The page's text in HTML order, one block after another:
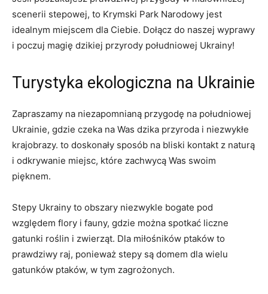
scenerii stepowej, to Krymski Park Narodowy jest
idealnym miejscem dla Ciebie. Dołącz do naszej wyprawy
i poczuj magię dzikiej przyrody południowej Ukrainy!
Turystyka ekologiczna na Ukrainie
Zapraszamy na niezapomnianą przygodę na południowej
Ukrainie, gdzie czeka na Was dzika przyroda i niezwykłe
krajobrazy. to doskonały sposób na bliski kontakt z naturą
i odkrywanie miejsc, które zachwycą Was swoim
pięknem.
Stepy Ukrainy to obszary niezwykle bogate pod
względem flory i fauny, gdzie można spotkać liczne
gatunki roślin i zwierząt. Dla miłośników ptaków to
prawdziwy raj, ponieważ stepy są domem dla wielu
gatunków ptaków, w tym zagrożonych.